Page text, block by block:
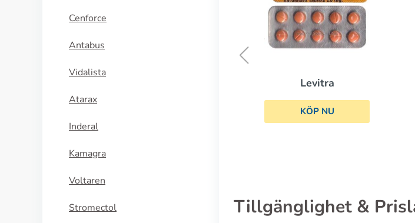
Cenforce
Antabus
Vidalista
Atarax
Inderal
Kamagra
Voltaren
Stromectol
Cialis Professional
KÖP NU
Tillgänglighet &